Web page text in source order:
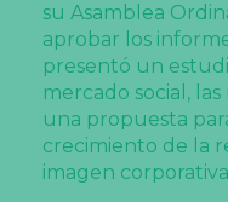
su Asamblea
aprobar los
presentó un
mercado social,
una propuesta
crecimiento de la
imagen